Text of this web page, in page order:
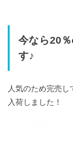
今なら20
す♪
人気のため完売
入荷しました！